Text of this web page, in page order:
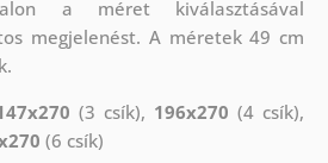
a méret kiválasztásával
megjelenést. A méretek 49 cm
(3 csík), 196x270 (4 csík),
(6 csík)